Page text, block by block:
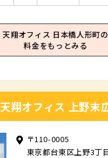
天翔オフィス 日本橋人形町の
料金をもっとみる
天翔オフィス 上野末
〒110-0005
東京都台東区上野3丁